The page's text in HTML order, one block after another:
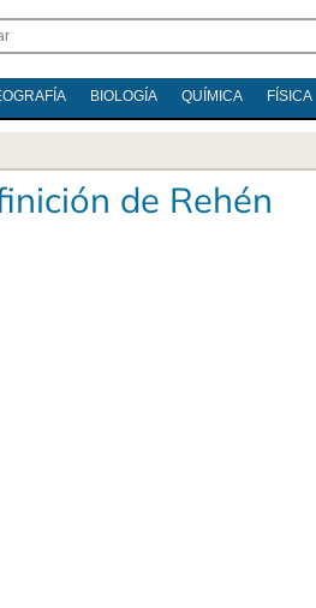
BIOLOGÍA QUÍMICA FÍSICA
de Rehén